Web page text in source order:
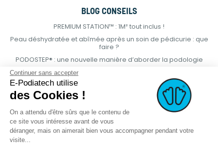
BLOG CONSEILS
PREMIUM STATION™ : 1M² tout inclus !
Peau déshydratée et abîmée après un soin de pédicurie : que
faire ?
PODOSTEP® : une nouvelle manière d’aborder la podologie
Continuer sans accepter
E-Podiatech utilise
des Cookies !
On a attendu d'être sûrs que le contenu de
ce site vous intéresse avant de vous
déranger, mais on aimerait bien vous accompagner pendant votre
visite...